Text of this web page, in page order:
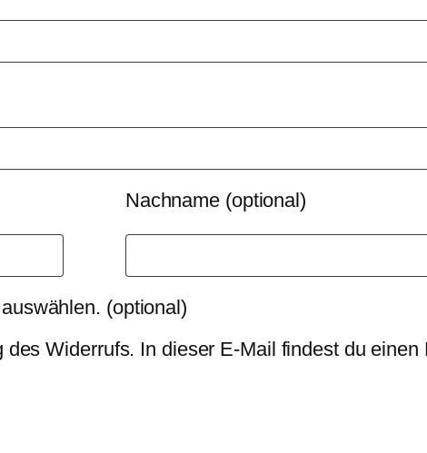
Nachname (optional)
(optional)
Widerrufs. In dieser E-Mail findest du einen